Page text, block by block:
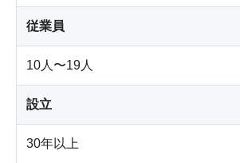
従業員
10人〜19人
設立
30年以上